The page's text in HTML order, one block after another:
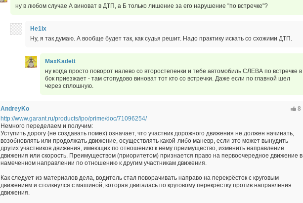
ну в любом случае А виноват в ДТП, а Б только лишение за его нарушение "по встречке"?
He1ix
Ну, я так думаю. А вообще будет так, как судья решит. Надо практику искать со схожими ДТП.
MaxKadett
ну когда просто поворот налево со второстепенки и тебе автомобиль СЛЕВА по встречке в
бок приезжает - там стопудово виноват тот кто со встречки. Даже если по главной шел
через сплошную.
8
AndreyKo
http://www.garant.ru/products/ipo/prime/doc/71096254/
Немного переделаем и получим:
Уступить дорогу (не создавать помех) означает, что участник дорожного движения не должен начинать,
возобновлять или продолжать движение, осуществлять какой-либо маневр, если это может вынудить
других участников движения, имеющих по отношению к нему преимущество, изменить направление
движения или скорость. Преимуществом (приоритетом) признается право на первоочередное движение в
намеченном направлении по отношению к другим участникам движения.
Как следует из материалов дела, водитель стал поворачивать направо на перекрёсток с круговым
движением и столкнулся с машиной, которая двигалась по круговому перекрёстку против направления
движения.